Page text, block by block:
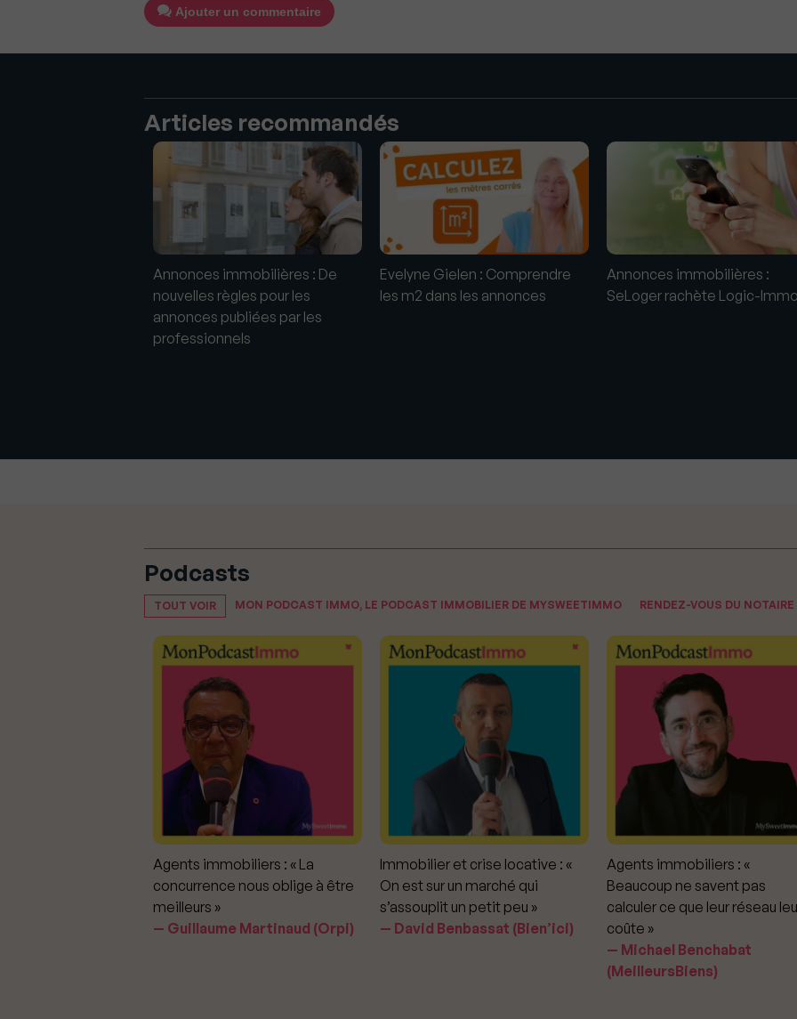
Ajouter un commentaire
Articles recommandés
Annonces immobilières : De
nouvelles règles pour les
annonces publiées par les
professionnels
Evelyne Gielen : Comprendre
les m2 dans les annonces
Annonces immobilières :
SeLoger rachète Logic-
Podcasts
TOUT VOIR MON PODCAST IMMO, LE PODCAST IMMOBILIER DE MYSWEETIMMO RENDEZ-VOUS DU NOTAIRE
Agents immobiliers : « La
concurrence nous oblige à être
meilleurs »
Guillaume Martinaud (Orpi)
Immobilier et crise locative : «
On est sur un marché qui
s’assouplit un petit peu »
David Benbassat (Bien’ici)
Agents immobiliers : «
Beaucoup ne savent pas
calculer ce que leur réseau
coûte »
Michael Benchabat
(MeilleursBiens)